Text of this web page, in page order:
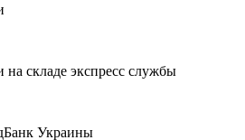
складе экспресс службы
Украины